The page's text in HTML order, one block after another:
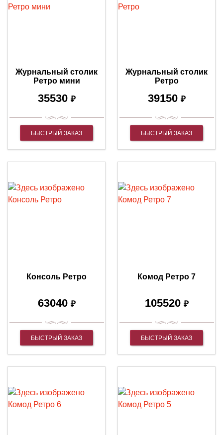
Журнальный столик
Ретро мини
35530 ₽
БЫСТРЫЙ ЗАКАЗ
Журнальный столик
Ретро
39150 ₽
БЫСТРЫЙ ЗАКАЗ
Консоль Ретро
63040 ₽
БЫСТРЫЙ ЗАКАЗ
Комод Ретро 7
105520 ₽
БЫСТРЫЙ ЗАКАЗ